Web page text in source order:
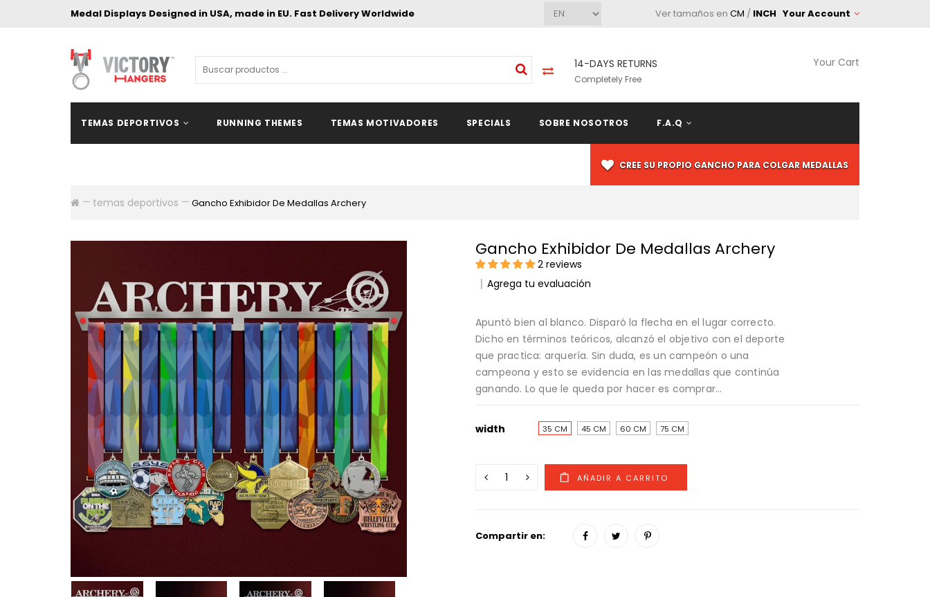
Medal Displays Designed in USA, made in EU. Fast Delivery Worldwide Your Account
Ver tamaños en CM / INCH
14-DAYS RETURNS
Completely Free
Your Cart
TEMAS DEPORTIVOS RUNNING THEMES TEMAS MOTIVADORES SPECIALS SOBRE NOSOTROS F.A.Q
CREE SU PROPIO GANCHO PARA COLGAR MEDALLAS
temas deportivos Gancho Exhibidor De Medallas Archery
Gancho Exhibidor De Medallas Archery
2 reviews
Agrega tu evaluación
Apuntó bien al blanco. Disparó la flecha en el lugar correcto.
Dicho en términos teóricos, alcanzó el objetivo con el deporte
que practica: arquería. Sin duda, es un campeón o una
campeona y esto se evidencia en las medallas que continúa
ganando. Lo que le queda por hacer es comprar...
width 35 CM 45 CM 60 CM 75 CM
Compartir en: